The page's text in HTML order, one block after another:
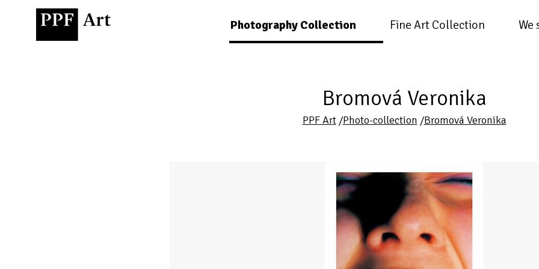
Photography Collection Fine Art Collection We
Bromová Veronika
PPF Art/Photo-collection /Bromová Veronika